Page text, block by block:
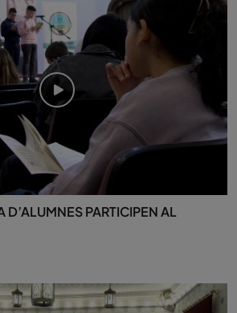
D’ALUMNES PARTICIPEN AL